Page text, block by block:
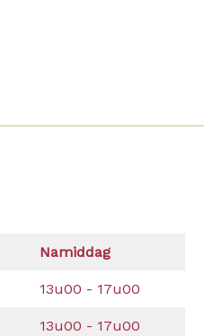
Namiddag
13u00 - 17u00
13u00 - 17u00